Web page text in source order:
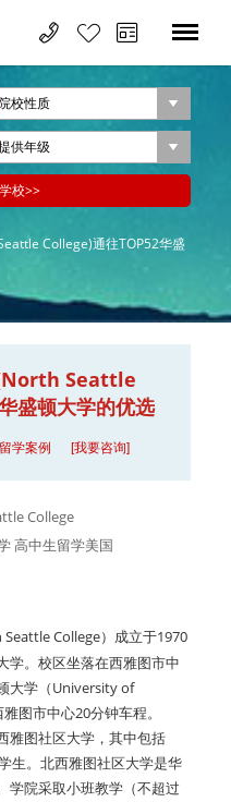
College)通往TOP52华盛
Seattle
盛顿大学的优选
学案例 [我要咨询]
College
高中生留学美国
Seattle College）成立于1970
学。校区坐落在西雅图市中
大学（University of
图市中心20分钟车程。
图社区大学，其中包括
生。北西雅图社区大学是华
学院采取小班教学（不超过